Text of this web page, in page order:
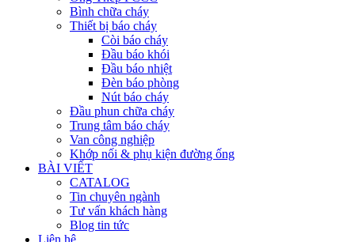
Bình chữa cháy
Thiết bị báo cháy
Còi báo cháy
Đầu báo khói
Đầu báo nhiệt
Đèn báo phòng
Nút báo cháy
Đầu phun chữa cháy
Trung tâm báo cháy
Van công nghiệp
Khớp nối & phụ kiện đường ống
BÀI VIẾT
CATALOG
Tin chuyên ngành
Tư vấn khách hàng
Blog tin tức
Liên hệ